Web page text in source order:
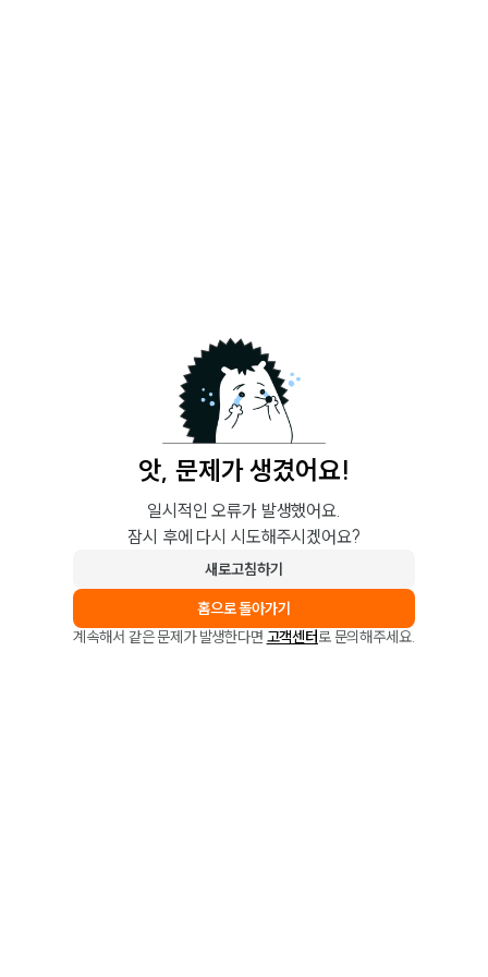
앗, 문제가 생겼어요!
일시적인 오류가 발생했어요.
잠시 후에 다시 시도해주시겠어요?
새로고침하기
홈으로 돌아가기
계속해서 같은 문제가 발생한다면 고객센터로 문의해주세요.